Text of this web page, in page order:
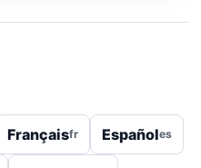
Françaisfr Españoles